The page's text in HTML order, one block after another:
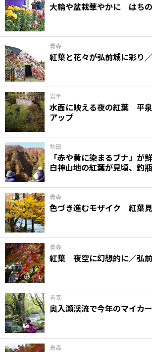
大輪や盆栽華やかに はち
青森
紅葉と花々が弘前城に彩り
岩手
水面に映える夜の紅葉 平
アップ
秋田
「赤や黄に染まるブナ」が
白神山地の紅葉が見頃、釣
青森
色づき進むモザイク 紅葉
青森
紅葉 夜空に幻想的に／弘
青森
奥入瀬渓流で今年のマイカ
青森